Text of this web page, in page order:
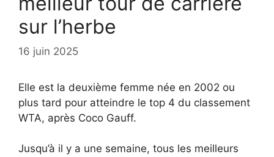
sur l’herbe
16 juin 2025
Elle est la deuxième femme née en 2002 ou
plus tard pour atteindre le top 4 du classement
WTA, après Coco Gauff.
Jusqu’à il y a une semaine, tous les meilleurs